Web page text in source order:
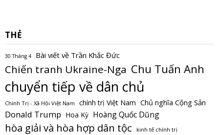
THẺ
30 Tháng 4 Bài viết về Trần Khắc Đức
Chiến tranh Ukraine-Nga Chu Tuấn Anh
chuyển tiếp về dân chủ
Chính Trị - Xã Hội Việt Nam chính trị Việt Nam Chủ nghĩa Cộng Sản
Donald Trump Hoa Kỳ Hoàng Quốc Dũng
hòa giải và hòa hợp dân tộc kinh tế chính trị